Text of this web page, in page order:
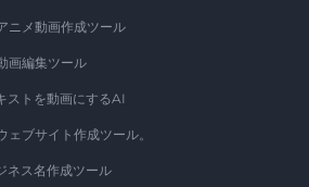
ニメ動画作成ツール
画編集ツール
ストを動画にするAI
ェブサイト作成ツール。
ネス名作成ツール